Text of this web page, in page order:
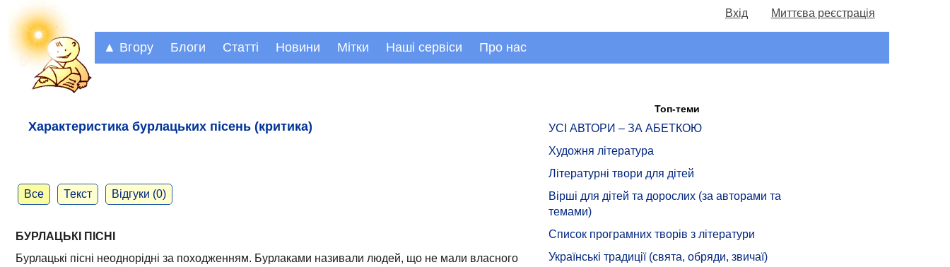
Вхід Миттєва реєстрація
▲ Вгору Блоги Статті Новини Мітки Наші сервіси Про нас
Характеристика бурлацьких пісень (критика)
Все Текст Відгуки (0)
БУРЛАЦЬКІ ПІСНІ
Бурлацькі пісні неоднорідні за походженням. Бурлаками називали людей, що не мали власного
Топ-теми
УСІ АВТОРИ – ЗА АБЕТКОЮ
Художня література
Літературні твори для дітей
Вірші для дітей та дорослих (за авторами та
темами)
Список програмних творів з літератури
Українські традиції (свята, обряди, звичаї)